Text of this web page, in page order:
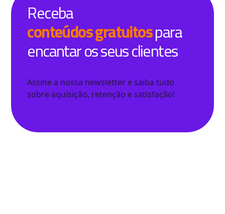
Receba
conteúdos gratuitospara
encantar os seus clientes
Assine a nossa newsletter e saiba tudo
sobre aquisição, retenção e satisfação!